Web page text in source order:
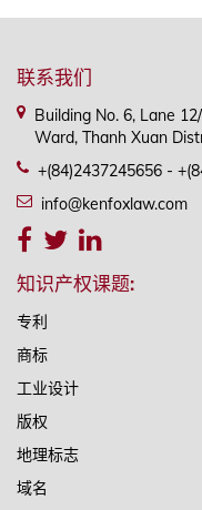
联系我们
Building No. 6, Lane
Ward, Thanh Xuan
+(84)2437245656 -
info@kenfoxlaw.com
知识产权课题:
专利
商标
工业设计
版权
地理标志
域名